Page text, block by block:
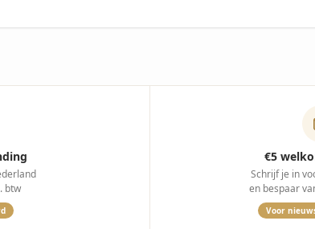
btw
€5
Schrijf je in
en bespaar
Voor